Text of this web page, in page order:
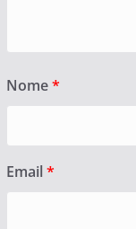
Nome*
Email *